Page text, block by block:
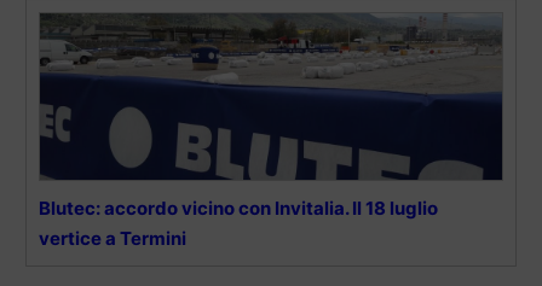
Blutec: accordo vicino con Invitalia. Il 18 luglio
vertice a Termini